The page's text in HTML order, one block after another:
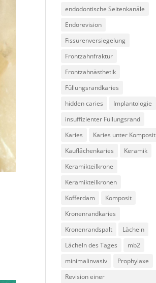
endodontische Seitenkanäle
Endorevision
Fissurenversiegelung
Frontzahnfraktur
Frontzahnästhetik
Füllungsrandkaries
hidden caries
Implantologie
insuffizienter Füllungsrand
Karies
Karies unter Komposit
Kauflächenkaries
Keramik
Keramikteilkrone
Keramikteilkronen
Kofferdam
Komposit
Kronenrandkaries
Kronenrandspalt
Lächeln
Lächeln des Tages
mb2
minimalinvasiv
Prophylaxe
Revision einer